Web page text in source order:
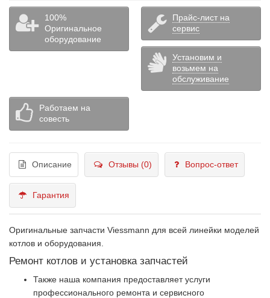
100%
Оригинальное
оборудование
Прайс-лист на
сервис
Установим и
возьмем на
обслуживание
Работаем на
совесть
Описание Отзывы (0) Вопрос-ответ
Гарантия
Оригинальные запчасти Viessmann для всей линейки моделей
котлов и оборудования.
Ремонт котлов и установка запчастей
Также наша компания предоставляет услуги
профессионального ремонта и сервисного